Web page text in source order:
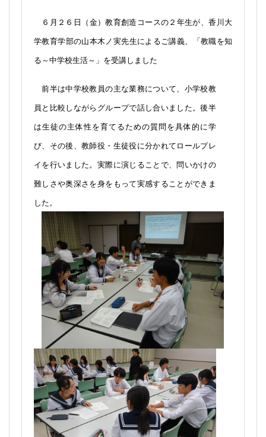
中学校生活～」
2026-07-10[香川県立坂出高等学校管理者]
前半は中学校教員の主な業務について、小学校教
員と比較しながらグループで話し合いました。後半
は生徒の主体性を育てるための質問を具体的に学
び、その後、教師役・生徒役に分かれてロールプレ
イを行いました。実際に演じることで、問いかけの
難しさや奥深さを身をもって実感することができま
した。